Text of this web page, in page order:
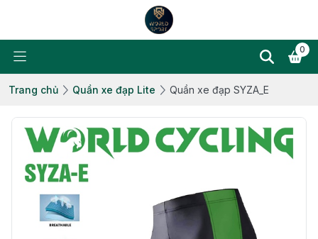
0
Trang chủ Quần xe đạp Lite Quần xe đạp SYZA_E